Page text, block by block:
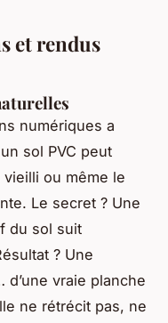
et rendus
numériques a
sol PVC peut
ou même le
Le secret ? Une
du sol suit
? Une
d’une vraie planche
ne rétrécit pas, ne